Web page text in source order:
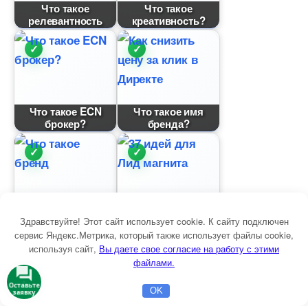
Что такое
релевантность
Что такое
креативность?
Что такое ECN
рокер?
Что такое имя
ренда?
Что такое бренд
Что такое E-
Commerce
Каналы массовой
Здравствуйте! Этот сайт использует cookie. К сайту подключен
сервис Яндекс.Метрика, который также использует файлы cookie,
используя сайт, ы даете свое согласие на работу с этими
файлами.
OK
Оставьте
заявку